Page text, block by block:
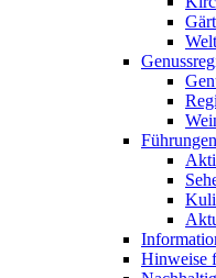
Hinweise